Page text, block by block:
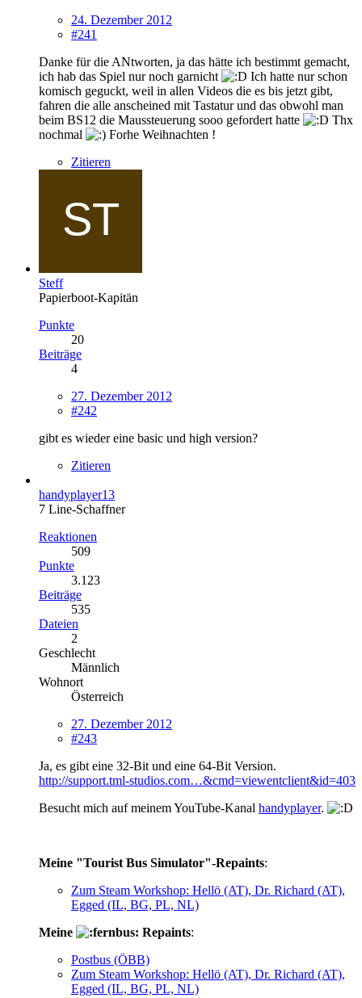
24. Dezember 2012
#241
Danke für die ANtworten, ja das hätte ich bestimmt gemacht,
ich hab das Spiel nur noch garnicht
Ich hatte nur schon
komisch geguckt, weil in allen Videos die es bis jetzt gibt,
fahren die alle anscheined mit Tastatur und das obwohl man
beim BS12 die Maussteuerung sooo gefordert hatte
Thx
nochmal
Forhe Weihnachten !
Zitieren
Steff
Papierboot-Kapitän
Punkte
20
Beiträge
4
27. Dezember 2012
#242
gibt es wieder eine basic und high version?
Zitieren
handyplayer13
7 Line-Schaffner
Reaktionen
509
Punkte
3.123
Beiträge
535
Dateien
2
Geschlecht
Männlich
Wohnort
Österreich
27. Dezember 2012
#243
Ja, es gibt eine 32-Bit und eine 64-Bit Version.
http://support.tml-studios.com…&cmd=viewentclient&id=403
Besucht mich auf meinem YouTube-Kanal handyplayer.
Meine "Tourist Bus Simulator"-Repaints:
Zum Steam Workshop: Hellö (AT), Dr. Richard (AT),
Egged (IL, BG, PL, NL)
Meine
Repaints:
Postbus (ÖBB)
Zum Steam Workshop: Hellö (AT), Dr. Richard (AT),
Egged (IL, BG, PL, NL)